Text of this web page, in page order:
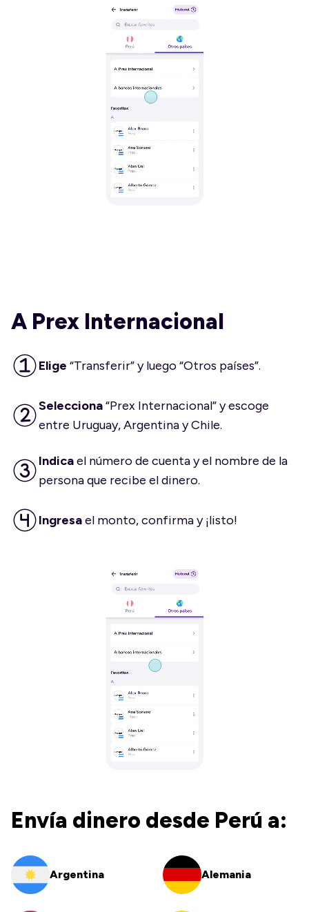
A Prex Internacional
Elige “Transferir” y luego “Otros países”.
Selecciona“Prex Internacional” y escoge
entre Uruguay, Argentina y Chile.
Indicael número de cuenta y el nombre de la
persona que recibe el dinero.
Ingresael monto, confirma y ¡listo!
Envía dinero desde Perú a:
Argentina Alemania